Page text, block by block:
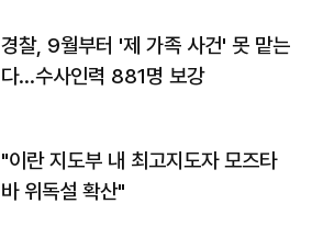
경찰, 9월부터 '제 가족 사건' 못 맡는
다…수사인력 881명 보강
"이란 지도부 내 최고지도자 모즈타
바 위독설 확산"